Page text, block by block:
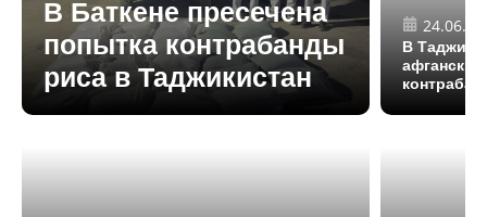
В Баткене пресечена
попытка контрабанды
риса в Таджикистан
В